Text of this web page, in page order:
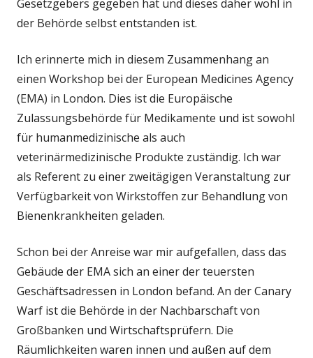
Gesetzgebers gegeben hat und dieses daher wohl in
der Behörde selbst entstanden ist.
Ich erinnerte mich in diesem Zusammenhang an
einen Workshop bei der European Medicines Agency
(EMA) in London. Dies ist die Europäische
Zulassungsbehörde für Medikamente und ist sowohl
für humanmedizinische als auch
veterinärmedizinische Produkte zuständig. Ich war
als Referent zu einer zweitägigen Veranstaltung zur
Verfügbarkeit von Wirkstoffen zur Behandlung von
Bienenkrankheiten geladen.
Schon bei der Anreise war mir aufgefallen, dass das
Gebäude der EMA sich an einer der teuersten
Geschäftsadressen in London befand. An der Canary
Warf ist die Behörde in der Nachbarschaft von
Großbanken und Wirtschaftsprüfern. Die
Räumlichkeiten waren innen und außen auf dem